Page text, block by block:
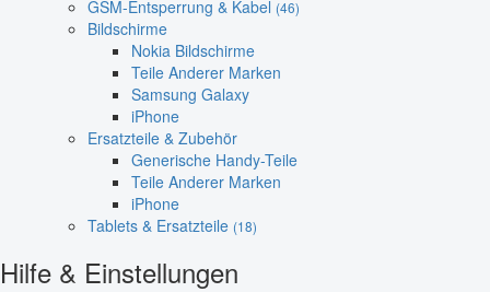
GSM-Entsperrung & Kabel (46)
Bildschirme
Nokia Bildschirme
Teile Anderer Marken
Samsung Galaxy
iPhone
Ersatzteile & Zubehör
Generische Handy-Teile
Teile Anderer Marken
iPhone
Tablets & Ersatzteile (18)
Hilfe & Einstellungen